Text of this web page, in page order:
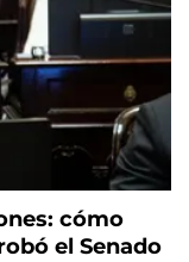
cómo
el Senado